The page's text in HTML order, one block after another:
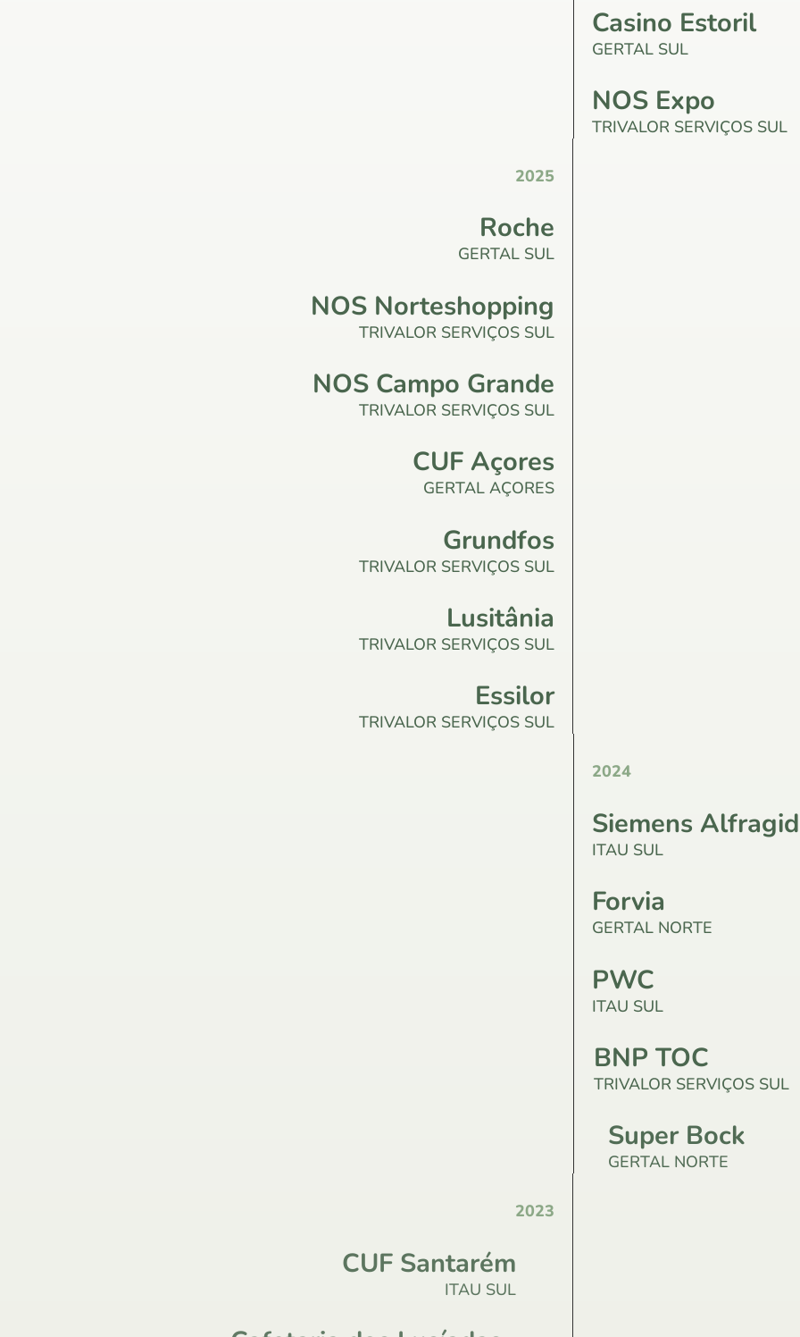
Casino Estoril
GERTAL SUL
NOS Expo
TRIVALOR SERVIÇOS SUL
2025
Roche
GERTAL SUL
NOS Norteshopping
TRIVALOR SERVIÇOS SUL
NOS Campo Grande
TRIVALOR SERVIÇOS SUL
CUF Açores
GERTAL AÇORES
Grundfos
TRIVALOR SERVIÇOS SUL
Lusitânia
TRIVALOR SERVIÇOS SUL
Essilor
TRIVALOR SERVIÇOS SUL
2024
Siemens
ITAU SUL
Forvia
GERTAL NORTE
PWC
ITAU SUL
BNP TOC
TRIVALOR SERVIÇOS SUL
Super Bock
GERTAL NORTE
2023
CUF Santarém
ITAU SUL